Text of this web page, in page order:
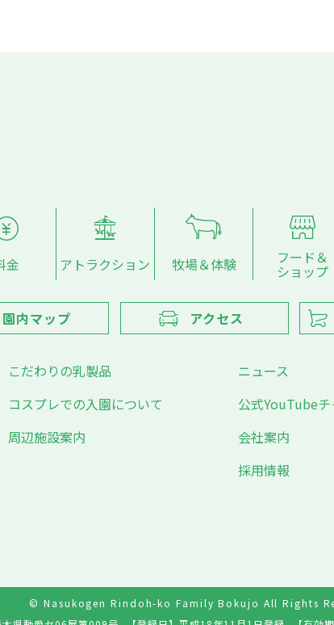
金 アトラクション 牧場＆体験 フード＆
ショップ
園内マップ アクセス
こだわりの乳製品
コスプレでの入園について
周辺施設案内
ニュース
公式YouTube
会社案内
採用情報
© Nasukogen Rindoh-ko Family Bokujo All Rights